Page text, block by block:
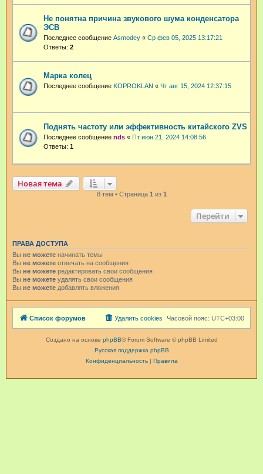
Не понятна причина звукового шума конденсатора
ЭСВ
Последнее сообщение Asmodey « Ср фев 05, 2025 13:17:21
Ответы: 2
Марка колец
Последнее сообщение KOPROKLAN « Чт авг 15, 2024 12:37:15
Поднять частоту или эффективность китайского ZVS
Последнее сообщение nds « Пт июн 21, 2024 14:08:56
Ответы: 1
Новая тема
8 тем • Страница 1 из 1
Перейти
ПРАВА ДОСТУПА
Вы не можете начинать темы
Вы не можете отвечать на сообщения
Вы не можете редактировать свои сообщения
Вы не можете удалять свои сообщения
Вы не можете добавлять вложения
Список форумов Часовой пояс: UTC+03:00
Удалить cookies
Создано на основе phpBB® Forum Software © phpBB Limited
Русская поддержка phpBB
Конфиденциальность| Правила